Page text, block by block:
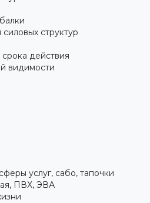
структур
действия
видимости
услуг, сабо, тапочки
ПВХ, ЭВА